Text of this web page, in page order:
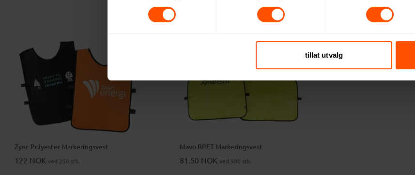
tillat utvalg
Zync Polyester Markeringsvest
122 NOK ved 250 stk.
Mavo RPET Markeringsvest
81.50 NOK ved 500 stk.